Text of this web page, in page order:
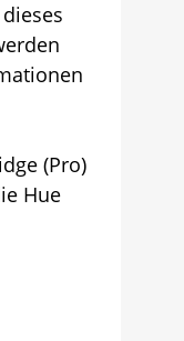
(Pro)
Hue